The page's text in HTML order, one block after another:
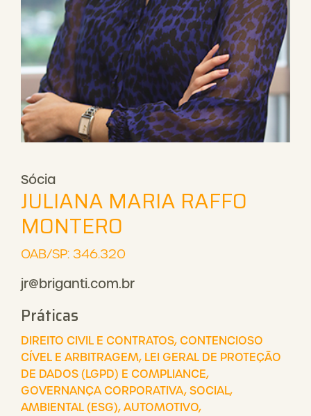
Sócia
JULIANA MARIA RAFFO
MONTERO
OAB/SP: 346.320
jr@briganti.com.br
Práticas
DIREITO CIVIL E CONTRATOS, CONTENCIOSO
CÍVEL E ARBITRAGEM, LEI GERAL DE PROTEÇÃO
DE DADOS (LGPD) E COMPLIANCE,
GOVERNANÇA CORPORATIVA, SOCIAL,
AMBIENTAL (ESG),AUTOMOTIVO,